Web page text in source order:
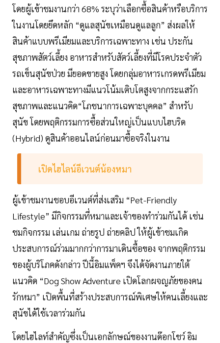
โดยผู้เข้าชมงานกว่า 68% ระบุว่าเลือกซื้อสินค้าหรือบริการ
ในงานโดยยึดหลัก “ดูแลสุนัขเหมือนดูแลลูก” ส่งผลให้
สินค้าแบบพรีเมียมและบริการเฉพาะทาง เช่น ประกัน
สุขภาพสัตว์เลี้ยง อาหารสำหรับสัตว์เลี้ยงที่มีโรคประจำตัว
รถเข็นสุนัขป่วย มียอดขายสูง โดยกลุ่มอาหารเกรดพรีเมียม
และอาหารเฉพาะทางมีแนวโน้มเติบโตสูงจากกระแสรัก
สุขภาพและแนวคิด“โภชนาการเฉพาะบุคคล” สำหรับ
สุนัข โดยพฤติกรรมการซื้อส่วนใหญ่เป็นแบบไฮบริด
(Hybrid) ดูสินค้าออนไลน์ก่อนมาซื้อจริงในงาน
เปิดไฮไลน์อีเวนต์น้องหมา
ผู้เข้าชมงานชอบอีเวนต์ที่ส่งเสริม “Pet-Friendly
Lifestyle” มีกิจกรรมที่หมาและเจ้าของทำร่วมกันได้ เช่น
ชมกิจกรรม เล่นเกม ถ่ายรูป ถ่ายคลิป ให้ผู้เข้าชมเกิด
ประสบการณ์ร่วมมากกว่าการมาเดินซื้อของ จากพฤติกรรม
ของผู้บริโภคดังกล่าว ปีนี้อิมแพ็คฯ จึงได้จัดงานภายใต้
แนวคิด “Dog Show Adventure เปิดโลกผจญภัยของคน
รักหมา” เปิดพื้นที่สร้างประสบการณ์พิเศษให้คนเลี้ยงและ
สุนัขได้ใช้เวลาร่วมกัน
โดยไฮไลท์สำคัญซึ่งเป็นเอกลักษณ์ของงานด๊อกโชว์ อิม